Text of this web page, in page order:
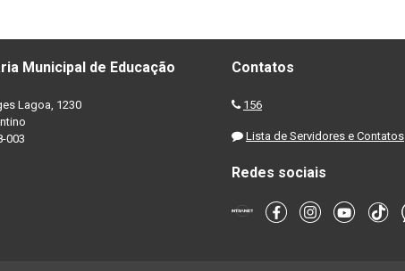
Municipal de Educação
Lagoa, 1230
003
Contatos
156
Lista de Servidores e Contatos
Redes sociais